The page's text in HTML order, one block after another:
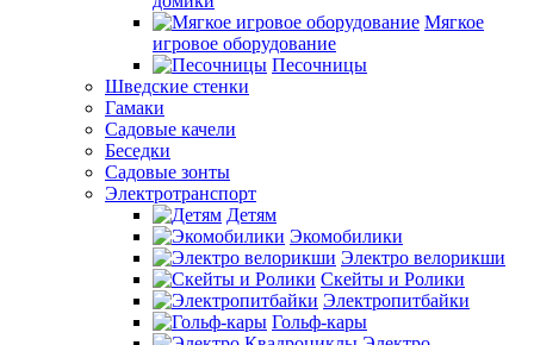
Мягкое
игровое оборудование
Песочницы
Шведские стенки
Гамаки
Садовые качели
Беседки
Садовые зонты
Электротранспорт
Детям
Экомобилики
Электро велорикши
Скейты и Ролики
Электропитбайки
Гольф-кары